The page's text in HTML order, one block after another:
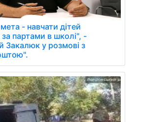
- навчати дітей
партами в школі", -
Закалюк у розмові з